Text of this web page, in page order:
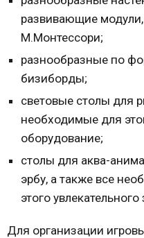
развивающие
М.Монтессори;
разнообразные по
бизиборды;
световые столы для
необходимые для
оборудование;
столы для аква-
эрбу, а также все
этого
Для организации